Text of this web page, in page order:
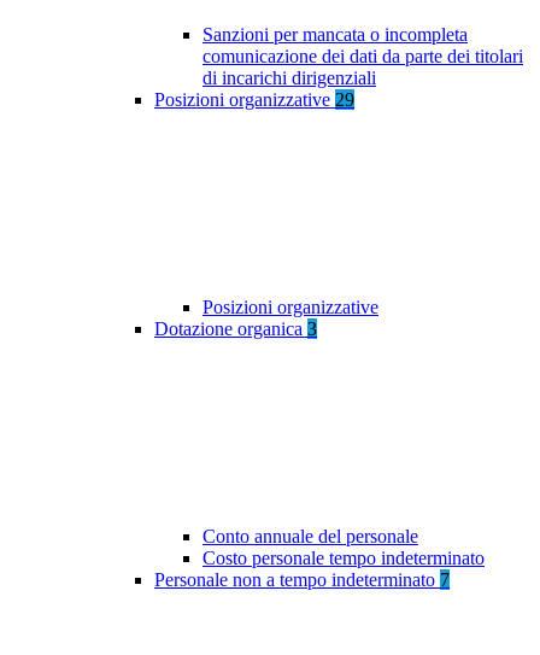
Sanzioni per mancata o incompleta
comunicazione dei dati da parte dei titolari
di incarichi dirigenziali
Posizioni organizzative 29
Posizioni organizzative
Dotazione organica 3
Conto annuale del personale
Costo personale tempo indeterminato
Personale non a tempo indeterminato 7